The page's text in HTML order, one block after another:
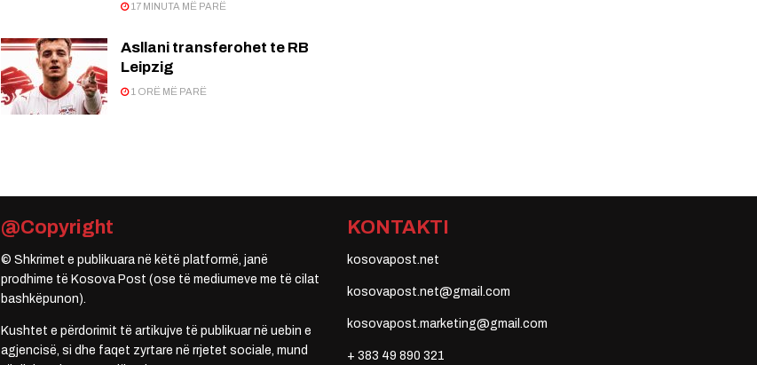
17 MINUTA MË PARË
Asllani transferohet te RB
Leipzig
1 ORË MË PARË
@Copyright
© Shkrimet e publikuara në këtë platformë, janë
prodhime të Kosova Post (ose të mediumeve me të cilat
bashkëpunon).
Kushtet e përdorimit të artikujve të publikuar në uebin e
agjencisë, si dhe faqet zyrtare në rrjetet sociale, mund
KONTAKTI
kosovapost.net
kosovapost.net@gmail.com
kosovapost.marketing@gmail.com
+ 383 49 890 321